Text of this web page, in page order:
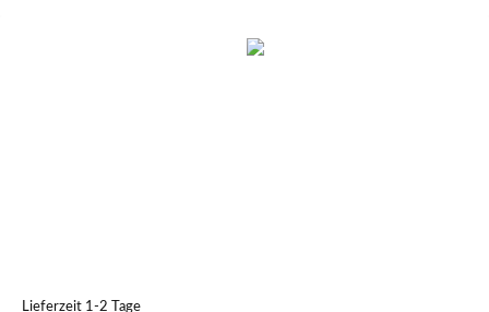
Lieferzeit 1-2 Tage